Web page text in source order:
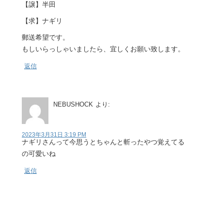
【譲】半田
【求】ナギリ
郵送希望です。
もしいらっしゃいましたら、宜しくお願い致します。
返信
NEBUSHOCK より:
2023年3月31日 3:19 PM
ナギリさんって今思うとちゃんと斬ったやつ覚えてる
の可愛いね
返信